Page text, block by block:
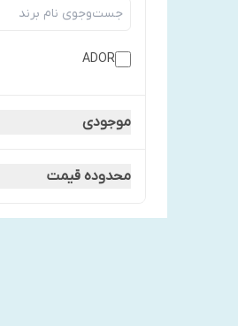
ADOR
موجودی
محدوده قیمت